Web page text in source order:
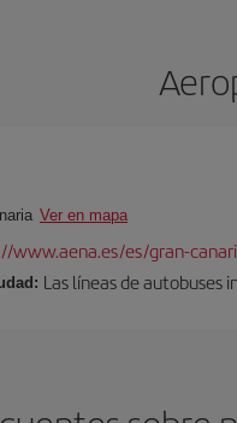
Ver en mapa
www.aena.es/es/gran-
Las líneas de autobuses